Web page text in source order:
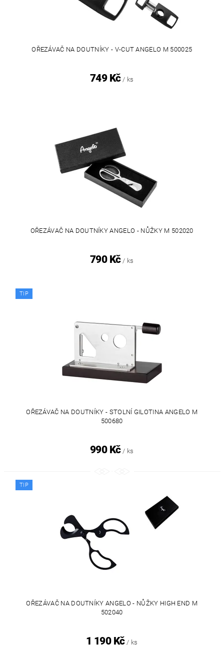
OŘEZÁVAČ NA DOUTNÍKY - V-CUT ANGELO M 500025
749 Kč / ks
OŘEZÁVAČ NA DOUTNÍKY ANGELO - NŮŽKY M 502020
790 Kč / ks
TIP
OŘEZÁVAČ NA DOUTNÍKY - STOLNÍ GILOTINA ANGELO M
500680
990 Kč / ks
TIP
OŘEZÁVAČ NA DOUTNÍKY ANGELO - NŮŽKY HIGH END M
502040
1 190 Kč / ks